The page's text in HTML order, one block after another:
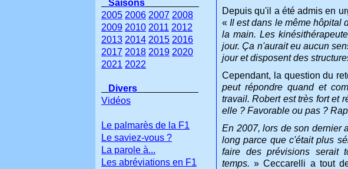
Depuis qu'il a été admis en
« Il est dans le même hôpital
la main. Les
jour. Ça n'aurait eu aucun
jour et disposent des
Cependant, la question du
peut répondre quand et
travail.Robert est très fort et
elle ? Favorable ou pas ?
En 2007, lors de son dernier
long parce que c'était plus
faire des prévisions serait
temps. »Ceccarelli a tout
Saisons
2005 2006 2007 2008
2009 2010 2011 2012
2013 2014 2015 2016
2017 2018 2019 2020
2021 2022
Divers
Vidéos
Le palmarès de la F1
Le saviez-vous ?
La parole à...
Les abréviations en F1